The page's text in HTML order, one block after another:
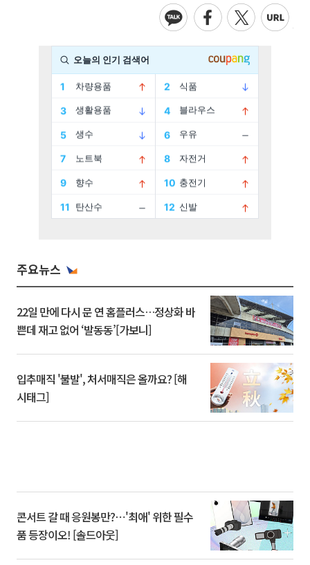
주요뉴스
22일 만에 다시 문 연 홈플러스…정상화 바
쁜데 재고 없어 ‘발동동’[가보니]
입추매직 '불발', 처서매직은 올까요? [해
시태그]
콘서트 갈 때 응원봉만?⋯'최애' 위한 필수
품 등장이오! [솔드아웃]